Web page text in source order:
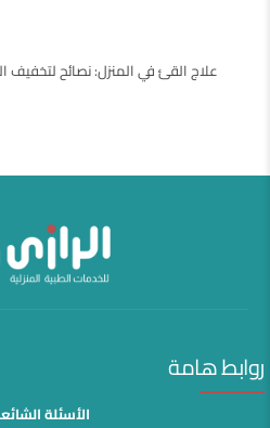
علاج القئ في المنزل: نصائح لتخفيف
روابط هامة
الأسئلة